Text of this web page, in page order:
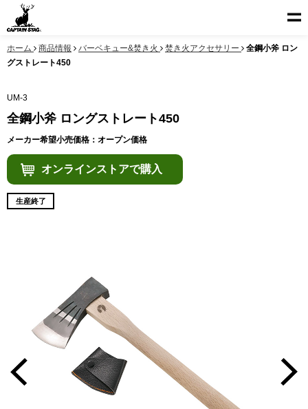
ホーム 商品情報 バーベキュー&焚き火 焚き火アクセサリー
全鋼小斧 ロン
グストレート450
UM-3
全鋼小斧 ロングストレート450
メーカー希望小売価格：オープン価格
オンラインストアで購入
生産終了